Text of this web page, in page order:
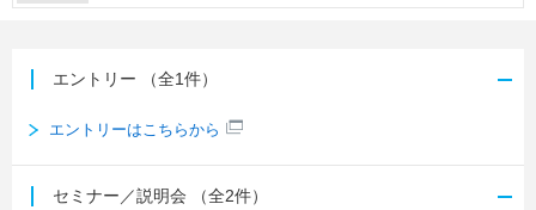
エントリー （全1件）
エントリーはこちらから
セミナー／説明会 （全2件）